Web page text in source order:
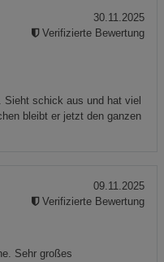
Sieht schick aus und hat viel
bleibt er jetzt den ganzen
30.11.2025
Verifizierte Bewertung
Sehr großes
09.11.2025
Verifizierte Bewertung